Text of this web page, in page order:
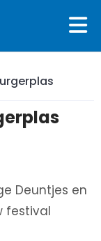
Deuntjes en
festival